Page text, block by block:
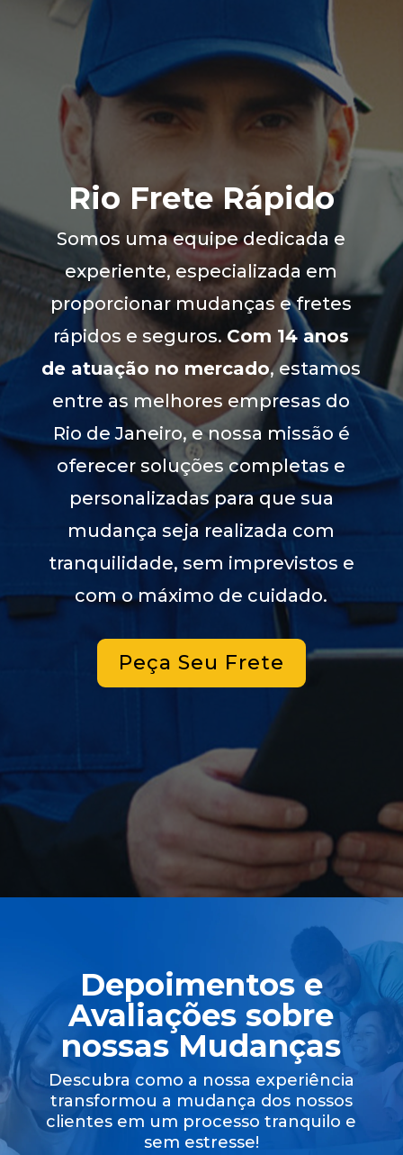
Rio Frete Rápido
Somos uma equipe dedicada e
experiente, especializada em
proporcionar mudanças e fretes
rápidos e seguros.Com 14 anos
de atuação no mercado, estamos
entre as melhores empresas do
Rio de Janeiro, e nossa missão é
oferecer soluções completas e
personalizadas para que sua
mudança seja realizada com
tranquilidade, sem imprevistos e
com o máximo de cuidado.
Peça Seu Frete
Depoimentos e
Avaliações sobre
nossas Mudanças
Descubra como a nossa experiência
transformou a mudança dos nossos
clientes em um processo tranquilo e
sem estresse!